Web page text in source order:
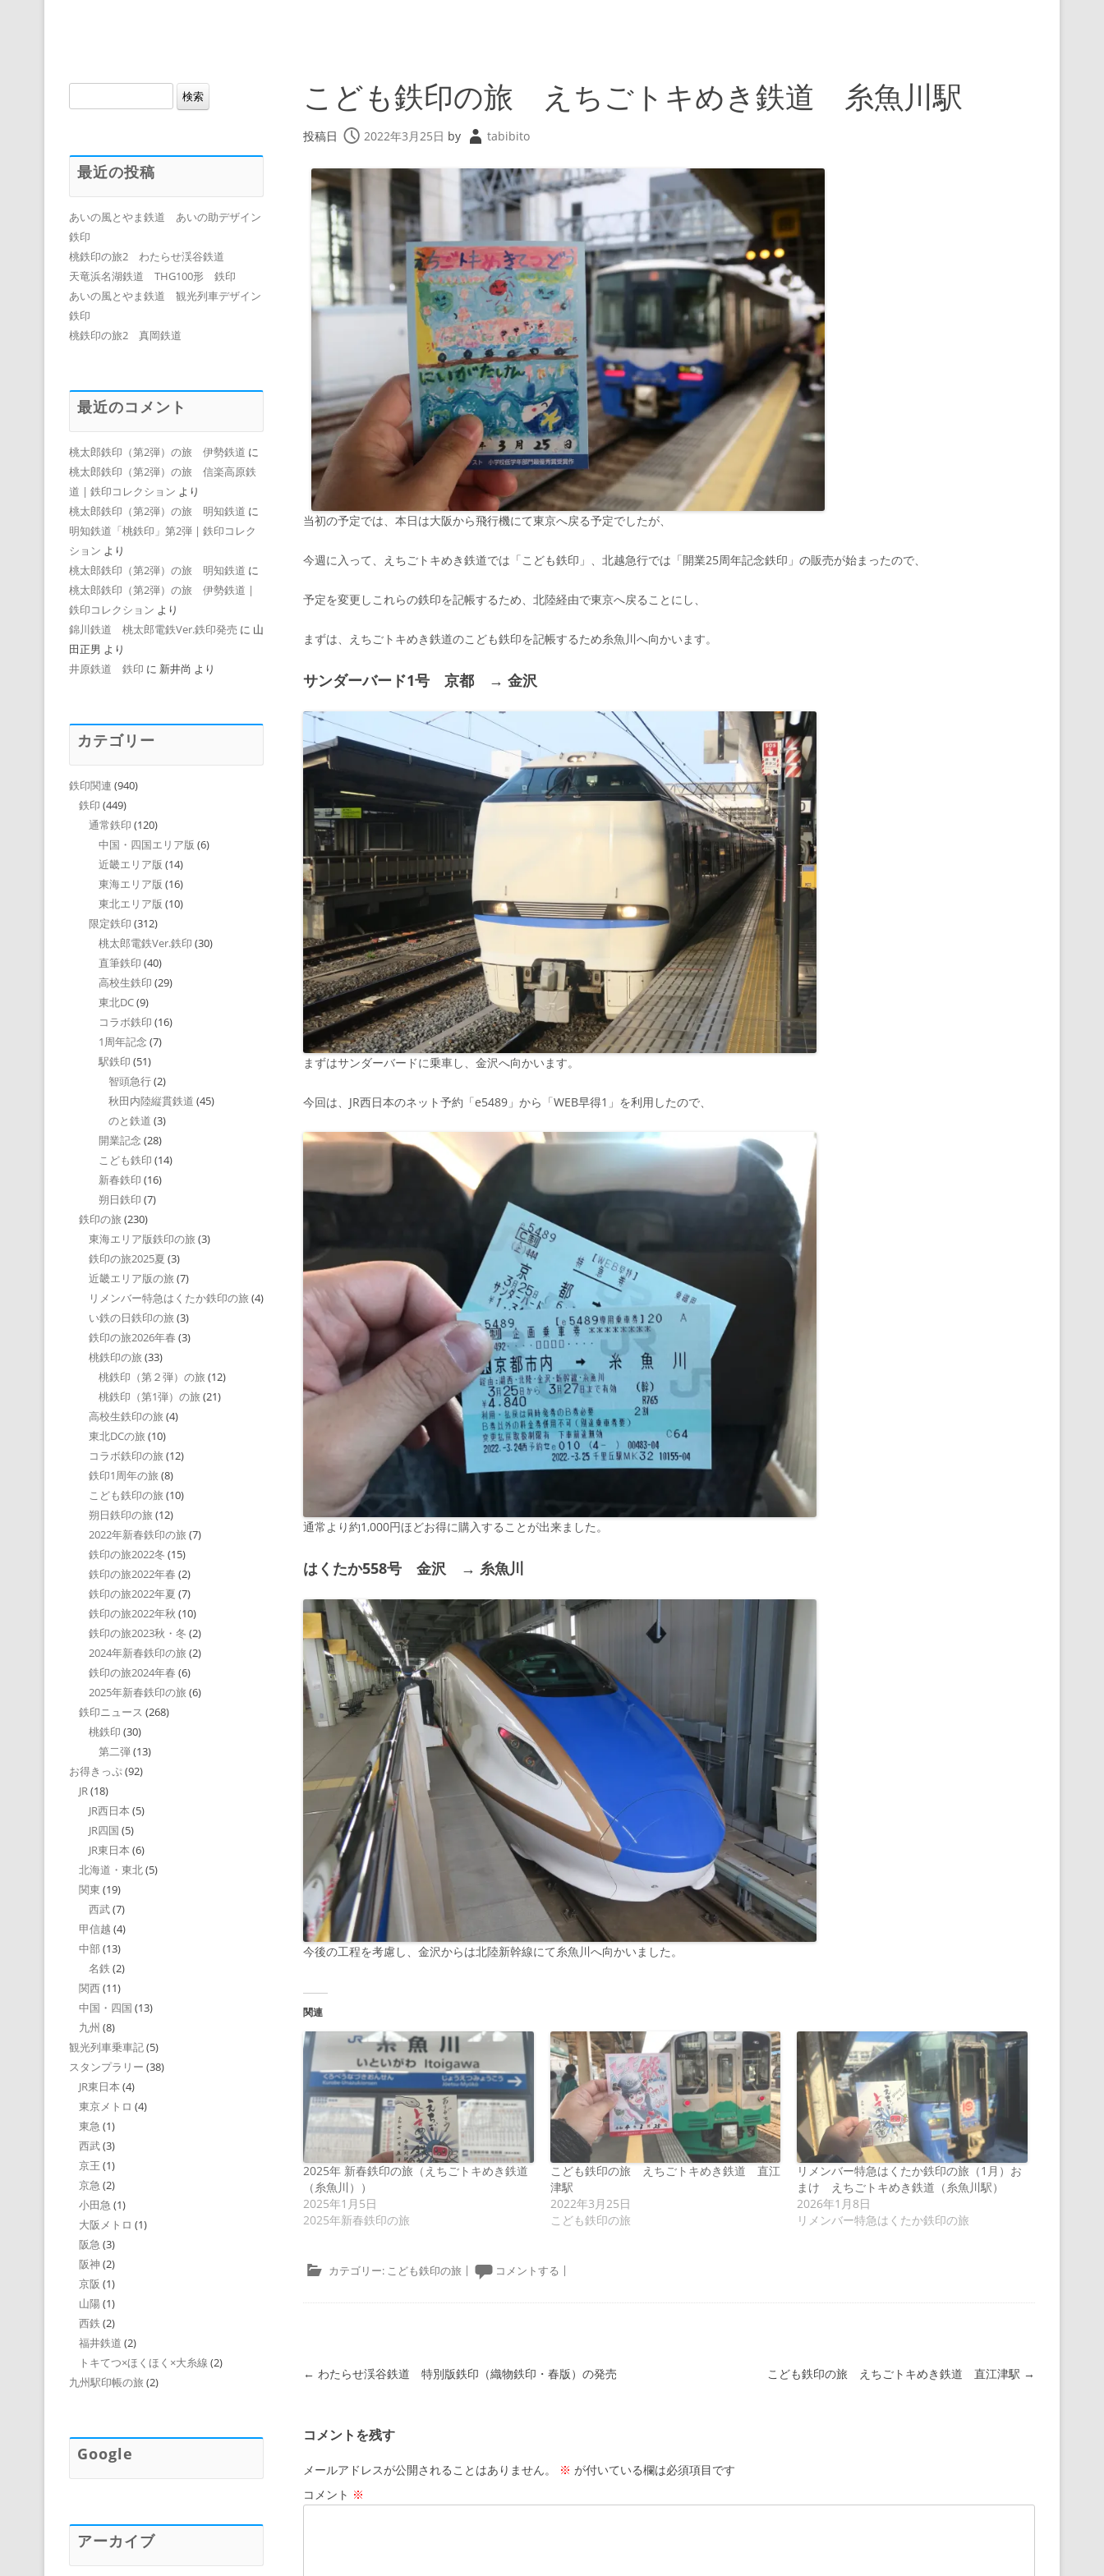
こども鉄印の旅 えちごトキめき鉄道 糸魚川駅
投稿日 2022年3月25日 by tabibito
当初の予定では、本日は大阪から飛行機にて東京へ戻る予定でしたが、
今週に入って、えちごトキめき鉄道では「こども鉄印」、北越急行では「開業25周年記念鉄印」の販売が始まったので、
予定を変更しこれらの鉄印を記帳するため、北陸経由で東京へ戻ることにし、
まずは、えちごトキめき鉄道のこども鉄印を記帳するため糸魚川へ向かいます。
サンダーバード1号 京都 → 金沢
まずはサンダーバードに乗車し、金沢へ向かいます。
今回は、JR西日本のネット予約「e5489」から「WEB早得1」を利用したので、
通常より約1,000円ほどお得に購入することが出来ました。
はくたか558号 金沢 → 糸魚川
今後の工程を考慮し、金沢からは北陸新幹線にて糸魚川へ向かいました。
関連
2025年 新春鉄印の旅（えちごトキめき鉄道
（糸魚川））
2025年1月5日
2025年新春鉄印の旅
こども鉄印の旅 えちごトキめき鉄道 直江
津駅
2022年3月25日
こども鉄印の旅
リメンバー特急はくたか鉄印の旅（1月）お
まけ えちごトキめき鉄道（糸魚川駅）
2026年1月8日
リメンバー特急はくたか鉄印の旅
カテゴリー: こども鉄印の旅 | コメントする |
投稿ナビゲーション
← わたらせ渓谷鉄道 特別版鉄印（織物鉄印・春版）の発売 こども鉄印の旅 えちごトキめき鉄道 直江津駅 →
コメントを残す
メールアドレスが公開されることはありません。 ※ が付いている欄は必須項目です
コメント ※
索:
最近の投稿
あいの風とやま鉄道 あいの助デザイン
鉄印
桃鉄印の旅2 わたらせ渓谷鉄道
天竜浜名湖鉄道 THG100形 鉄印
あいの風とやま鉄道 観光列車デザイン
鉄印
桃鉄印の旅2 真岡鉄道
最近のコメント
桃太郎鉄印（第2弾）の旅 伊勢鉄道 に
桃太郎鉄印（第2弾）の旅 信楽高原鉄
道 | 鉄印コレクション より
桃太郎鉄印（第2弾）の旅 明知鉄道 に
明知鉄道「桃鉄印」第2弾 | 鉄印コレク
ション より
桃太郎鉄印（第2弾）の旅 明知鉄道 に
桃太郎鉄印（第2弾）の旅 伊勢鉄道 |
鉄印コレクション より
錦川鉄道 桃太郎電鉄Ver.鉄印発売 に 山
田正男 より
井原鉄道 鉄印 に 新井尚 より
カテゴリー
鉄印関連 (940)
鉄印 (449)
通常鉄印 (120)
中国・四国エリア版 (6)
近畿エリア版 (14)
東海エリア版 (16)
東北エリア版 (10)
限定鉄印 (312)
桃太郎電鉄Ver.鉄印 (30)
直筆鉄印 (40)
高校生鉄印 (29)
東北DC(9)
コラボ鉄印 (16)
1周年記念 (7)
駅鉄印 (51)
智頭急行(2)
秋田内陸縦貫鉄道 (45)
のと鉄道 (3)
開業記念 (28)
こども鉄印 (14)
新春鉄印 (16)
朔日鉄印 (7)
鉄印の旅 (230)
東海エリア版鉄印の旅 (3)
鉄印の旅2025夏 (3)
近畿エリア版の旅 (7)
リメンバー特急はくたか鉄印の旅 (4)
い鉄の日鉄印の旅 (3)
鉄印の旅2026年春 (3)
桃鉄印の旅 (33)
桃鉄印（第２弾）の旅 (12)
桃鉄印（第1弾）の旅 (21)
高校生鉄印の旅 (4)
東北DCの旅 (10)
コラボ鉄印の旅 (12)
鉄印1周年の旅 (8)
こども鉄印の旅 (10)
朔日鉄印の旅 (12)
2022年新春鉄印の旅 (7)
鉄印の旅2022冬 (15)
鉄印の旅2022年春 (2)
鉄印の旅2022年夏 (7)
鉄印の旅2022年秋 (10)
鉄印の旅2023秋・冬 (2)
2024年新春鉄印の旅 (2)
鉄印の旅2024年春 (6)
2025年新春鉄印の旅 (6)
鉄印ニュース (268)
桃鉄印 (30)
第二弾(13)
お得きっぷ(92)
JR(18)
JR西日本 (5)
JR四国 (5)
JR東日本 (6)
北海道・東北(5)
関東 (19)
西武(7)
甲信越 (4)
中部 (13)
名鉄 (2)
関西(11)
中国・四国 (13)
九州 (8)
観光列車乗車記(5)
スタンプラリー (38)
JR東日本 (4)
東京メトロ (4)
東急 (1)
西武(3)
京王 (1)
京急 (2)
小田急 (1)
大阪メトロ (1)
阪急 (3)
阪神 (2)
京阪 (1)
山陽 (1)
西鉄 (2)
福井鉄道 (2)
トキてつ×ほくほく×大糸線 (2)
九州駅印帳の旅 (2)
Google
アーカイブ